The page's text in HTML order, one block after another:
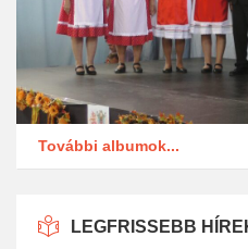
További albumok...
LEGFRISSEBB